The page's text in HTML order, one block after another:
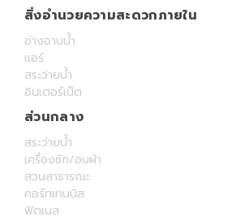
สิ่งอำนวยความสะดวกภายใน
อ่างอาบน้ำ
แอร์
สระว่ายน้ำ
อินเตอร์เน็ต
ส่วนกลาง
สระว่ายน้ำ
เครื่องซัก/อบผ้า
สวนสาธารณะ
คอร์ทเทนนิส
ฟิตเนส